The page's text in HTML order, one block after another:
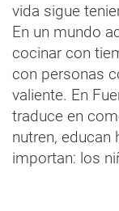
vida sigue
En un mundo
cocinar con
con personas
valiente. En
traduce en
nutren, educan
importan: los